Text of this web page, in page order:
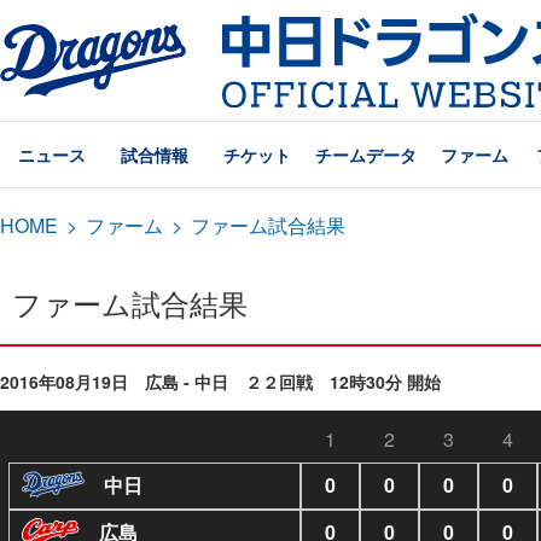
ニュース 試合情報 チケット チームデータ ファーム
HOME > ファーム > ファーム試合結果
ファーム試合結果
2016年08月19日 広島 - 中日 ２２回戦 12時30分 開始
1 2 3
4
中日
0 0 0
0
広島
0 0 0 0